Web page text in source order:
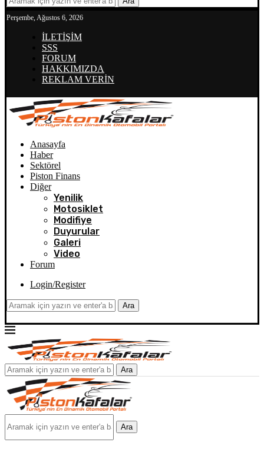
Perşembe, Ağustos 6, 2026
İLETİŞİM
SSS
FORUM
HAKKIMIZDA
REKLAM VERİN
Anasayfa
Haber
Sektörel
Piston Finans
Diğer
Yenilik
Motosiklet
Modifiye
Duyurular
Galeri
Video
Forum
Login/Register
Ara
Ara
Ara